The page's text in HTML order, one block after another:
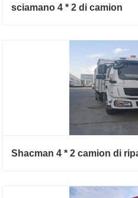
sciamano 4 * 2 di camion
Shacman 4 * 2 camion di